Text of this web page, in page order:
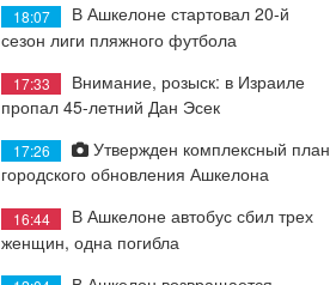
18:07
В Ашкелоне стартовал 20-й
сезон лиги пляжного футбола
17:33
Внимание, розыск: в Израиле
пропал 45-летний Дан Эсек
17:26
Утвержден комплексный план
городского обновления Ашкелона
16:44
В Ашкелоне автобус сбил трех
женщин, одна погибла